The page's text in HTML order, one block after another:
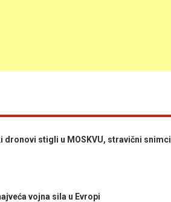
dronovi stigli u MOSKVU, stravični snimci
vojna sila u Evropi